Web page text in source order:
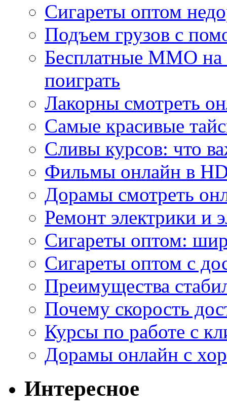
Сигареты оптом
Подъем грузов с
Бесплатные MMO
поиграть
Лакорны смотреть
Самые красивые
Сливы курсов: что
Фильмы онлайн в
Дорамы смотреть
Ремонт электрики и
Сигареты оптом:
Сигареты оптом с
Преимущества
Почему скорость
Курсы по работе с
Дорамы онлайн с
Интересное